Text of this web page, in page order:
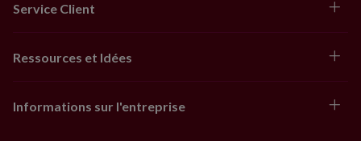
Service Client
Ressources et Idées
Informations sur l'entreprise